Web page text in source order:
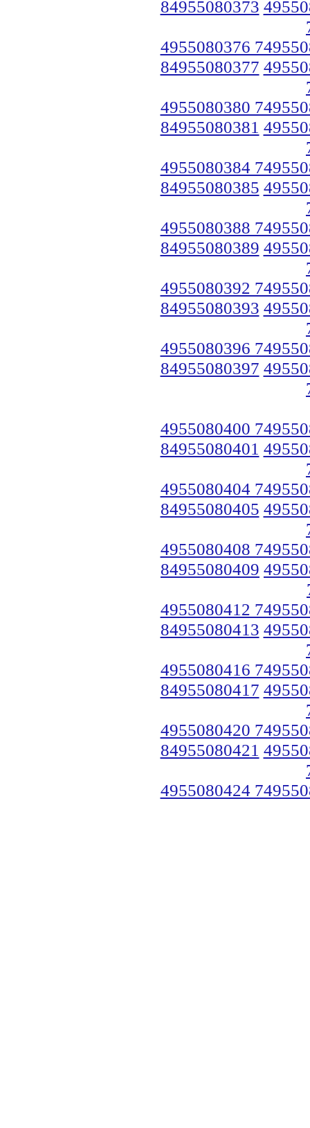
84955080373
4955080376
84955080377
4955080380
84955080381
4955080384
84955080385
4955080388
84955080389
4955080392
84955080393
4955080396
84955080397
4955080400
84955080401
4955080404
84955080405
4955080408
84955080409
4955080412
84955080413
4955080416
84955080417
4955080420
84955080421
4955080424